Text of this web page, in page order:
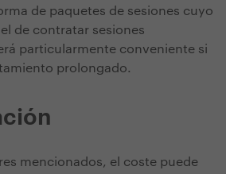
de paquetes de sesiones cuyo
de contratar sesiones
particularmente conveniente si
prolongado.
mencionados, el coste puede